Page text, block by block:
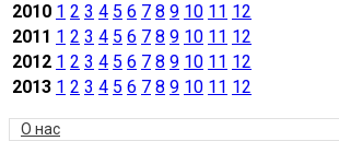
2010 1 2 3 4 5 6 7 8 9 10 11 12
2011 1 2 3 4 5 6 7 8 9 10 11 12
2012 1 2 3 4 5 6 7 8 9 10 11 12
2013 1 2 3 4 5 6 7 8 9 10 11 12
О нас